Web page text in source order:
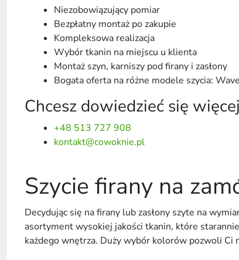
Niezobowiązujący pomiar
Bezpłatny montaż po zakupie
Kompleksowa realizacja
Wybór tkanin na miejscu u klienta
Montaż szyn, karniszy pod firany i zasłony
Bogata oferta na różne modele szycia:
Chcesz dowiedzieć się
+48 513 727 908
kontakt@cowoknie.pl
Szycie firany na
Decydując się na firany lub zasłony szyte na
asortyment wysokiej jakości tkanin, które
każdego wnętrza. Duży wybór kolorów pozwoli Ci